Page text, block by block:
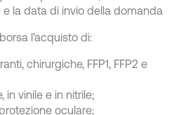
e la data di invio della domanda
l’acquisto di:
chirurgiche, FFP1, FFP2 e
in vinile e in nitrile;
oculare;